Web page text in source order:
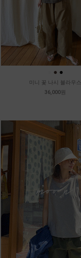
● ●
미니 꽃 나시 블라우스
36,000원